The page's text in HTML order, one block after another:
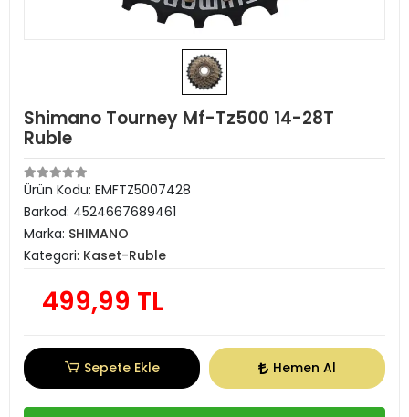
Shimano Tourney Mf-Tz500 14-28T
Ruble
Ürün Kodu: EMFTZ5007428
Barkod: 4524667689461
Marka: SHIMANO
Kategori: Kaset-Ruble
499,99 TL
Sepete Ekle Hemen Al